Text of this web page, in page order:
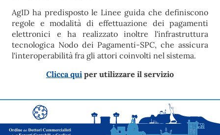
AgID ha predisposto le Linee guida che definiscono
regole e modalità di effettuazione dei pagamenti
elettronici e ha realizzato inoltre l'infrastruttura
tecnologica Nodo dei Pagamenti-SPC, che assicura
l'interoperabilità fra gli attori coinvolti nel sistema.
Clicca qui per utilizzare il servizio